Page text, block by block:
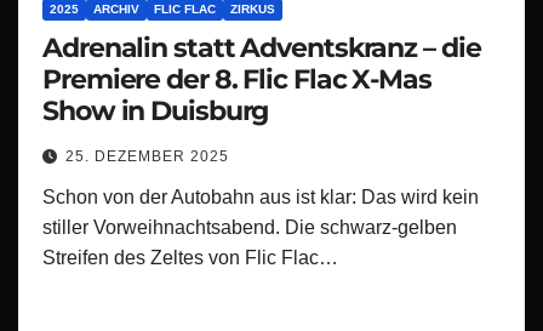
2025 ARCHIV FLIC FLAC ZIRKUS
Adrenalin statt Adventskranz – die
Premiere der 8. Flic Flac X-Mas
Show in Duisburg
25. DEZEMBER 2025
Schon von der Autobahn aus ist klar: Das wird kein
stiller Vorweihnachtsabend. Die schwarz-gelben
Streifen des Zeltes von Flic Flac…